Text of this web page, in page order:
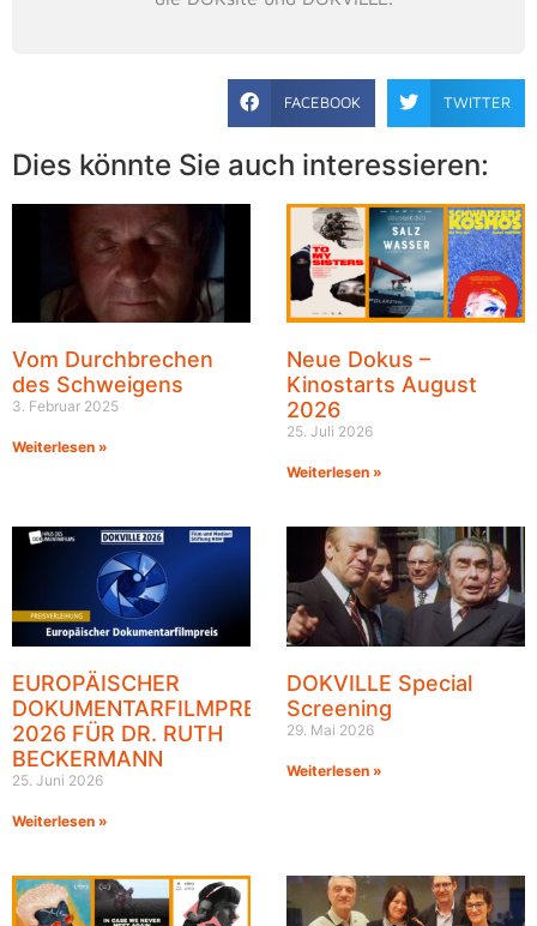
FACEBOOK TWITTER
Dies könnte Sie auch interessieren:
Vom Durchbrechen
des Schweigens
3. Februar 2025
Weiterlesen »
Neue Dokus –
Kinostarts August
2026
25. Juli 2026
Weiterlesen »
EUROPÄISCHER
DOKUMENTARFILMPREIS
2026 FÜR DR. RUTH
BECKERMANN
25. Juni 2026
Weiterlesen »
DOKVILLE Special
Screening
29. Mai 2026
Weiterlesen »